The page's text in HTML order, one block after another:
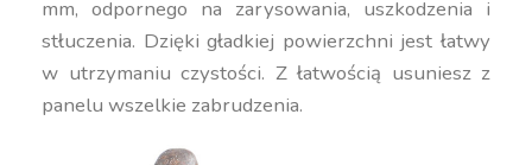
mm, odpornego na zarysowania, uszkodzenia i
stłuczenia. Dzięki gładkiej powierzchni jest łatwy
w utrzymaniu czystości. Z łatwością usuniesz z
panelu wszelkie zabrudzenia.